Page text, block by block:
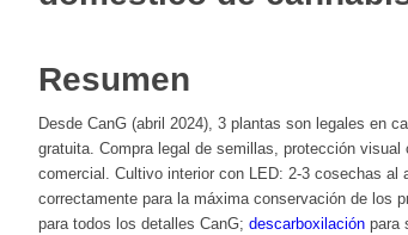
Resumen
Desde CanG (abril 2024), 3 plantas son legales en
gratuita. Compra legal de semillas, protección
comercial. Cultivo interior con LED: 2-3 cosechas
correctamente para la máxima conservación de los
para todos los detalles CanG; descarboxilación para